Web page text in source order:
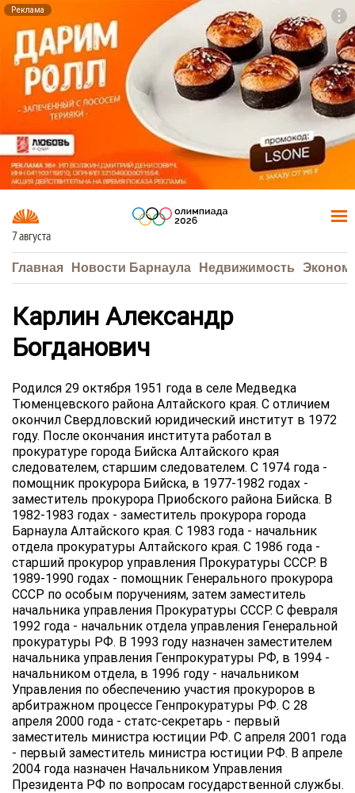
Реклама
7 августа
Главная Новости Барнаула Недвижимость
Карлин Александр
Богданович
Родился 29 октября 1951 года в селе Медведка
Тюменцевского района Алтайского края. С отличием
окончил Свердловский юридический институт в 1972
году. После окончания института работал в
прокуратуре города Бийска Алтайского края
следователем, старшим следователем. С 1974 года -
помощник прокурора Бийска, в 1977-1982 годах -
заместитель прокурора Приобского района Бийска. В
1982-1983 годах - заместитель прокурора города
Барнаула Алтайского края. С 1983 года - начальник
отдела прокуратуры Алтайского края. С 1986 года -
старший прокурор управления Прокуратуры СССР. В
1989-1990 годах - помощник Генерального прокурора
СССР по особым поручениям, затем заместитель
начальника управления Прокуратуры СССР. С февраля
1992 года - начальник отдела управления Генеральной
прокуратуры РФ. В 1993 году назначен заместителем
начальника управления Генпрокуратуры РФ, в 1994 -
начальником отдела, в 1996 году - начальником
Управления по обеспечению участия прокуроров в
арбитражном процессе Генпрокуратуры РФ. С 28
апреля 2000 года - статс-секретарь - первый
заместитель министра юстиции РФ. С апреля 2001 года
- первый заместитель министра юстиции РФ. В апреле
2004 года назначен Начальником Управления
Президента РФ по вопросам государственной службы.